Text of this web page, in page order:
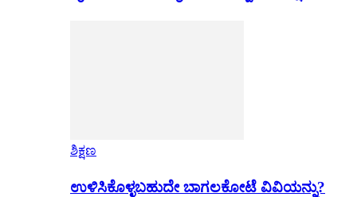
ಶಿಕ್ಷಣ
ಉಳಿಸಿಕೊಳ್ಳಬಹುದೇ ಬಾಗಲಕೋಟೆ ವಿವಿಯನ್ನು?